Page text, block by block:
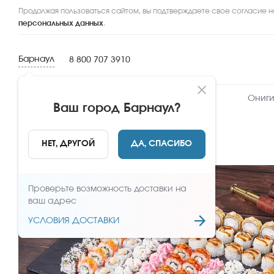
Продолжая пользоваться сайтом, вы подтверждаете свое согласие
персональных данных.
Барнаул
Ваш город Барнаул?
НЕТ, ДРУГОЙ ДА, СПАСИБО
Проверьте возможность доставки на
ваш адрес
УСЛОВИЯ ДОСТАВКИ
8 800 707 3910
НАЗАД